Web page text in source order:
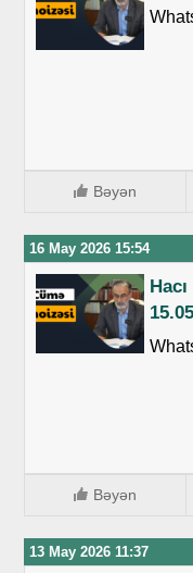
Bəyən
16 May 2026 15:54
Bəyən
13 May 2026 11:37